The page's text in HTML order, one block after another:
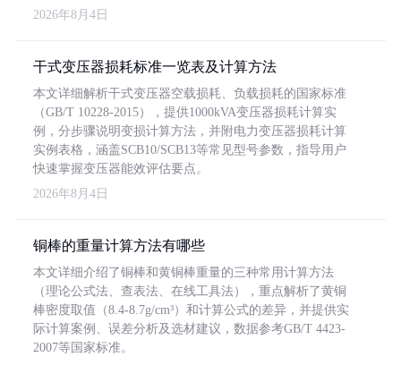
2026年8月4日
干式变压器损耗标准一览表及计算方法
本文详细解析干式变压器空载损耗、负载损耗的国家标准
（GB/T 10228-2015），提供1000kVA变压器损耗计算实
例，分步骤说明变损计算方法，并附电力变压器损耗计算
实例表格，涵盖SCB10/SCB13等常见型号参数，指导用户
快速掌握变压器能效评估要点。
2026年8月4日
铜棒的重量计算方法有哪些
本文详细介绍了铜棒和黄铜棒重量的三种常用计算方法
（理论公式法、查表法、在线工具法），重点解析了黄铜
棒密度取值（8.4-8.7g/cm³）和计算公式的差异，并提供实
际计算案例、误差分析及选材建议，数据参考GB/T 4423-
2007等国家标准。